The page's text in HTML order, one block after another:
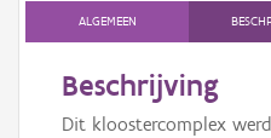
ALGEMEEN
Beschrijving
Dit kloostercomplex